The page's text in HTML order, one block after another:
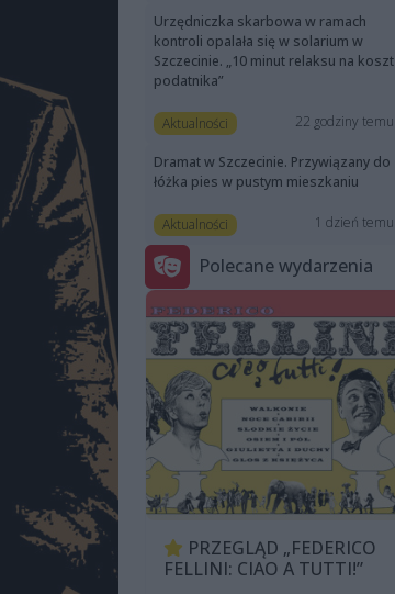
Urzędniczka skarbowa w ramach
kontroli opalała się w solarium w
Szczecinie. „10 minut relaksu na koszt
podatnika”
Aktualności 22 godziny temu
Dramat w Szczecinie. Przywiązany do
łóżka pies w pustym mieszkaniu
Aktualności 1 dzień temu
Polecane wydarzenia
PRZEGLĄD „FEDERICO
FELLINI: CIAO A TUTTI!”